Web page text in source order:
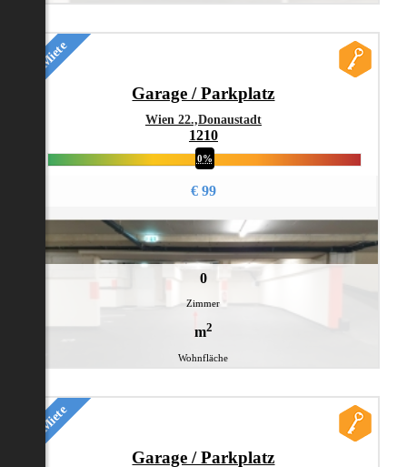
Garage / Parkplatz
Wien 22.,Donaustadt
1210
0%
Miete
€ 99
0
Zimmer
m2
Wohnfläche
Garage / Parkplatz
Miete